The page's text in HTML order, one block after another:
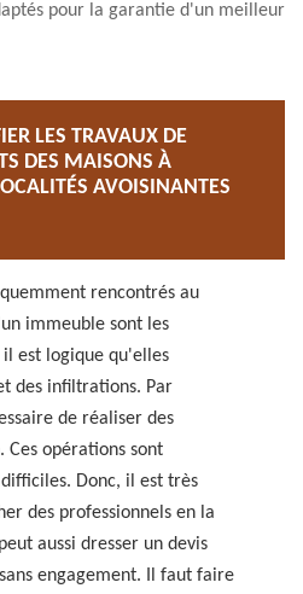
pour la garantie d'un meilleur
LES TRAVAUX DE
DES MAISONS À
AVOISINANTES
rencontrés au
immeuble sont les
est logique qu'elles
des infiltrations. Par
de réaliser des
opérations sont
Donc, il est très
des professionnels en la
aussi dresser un devis
engagement. Il faut faire